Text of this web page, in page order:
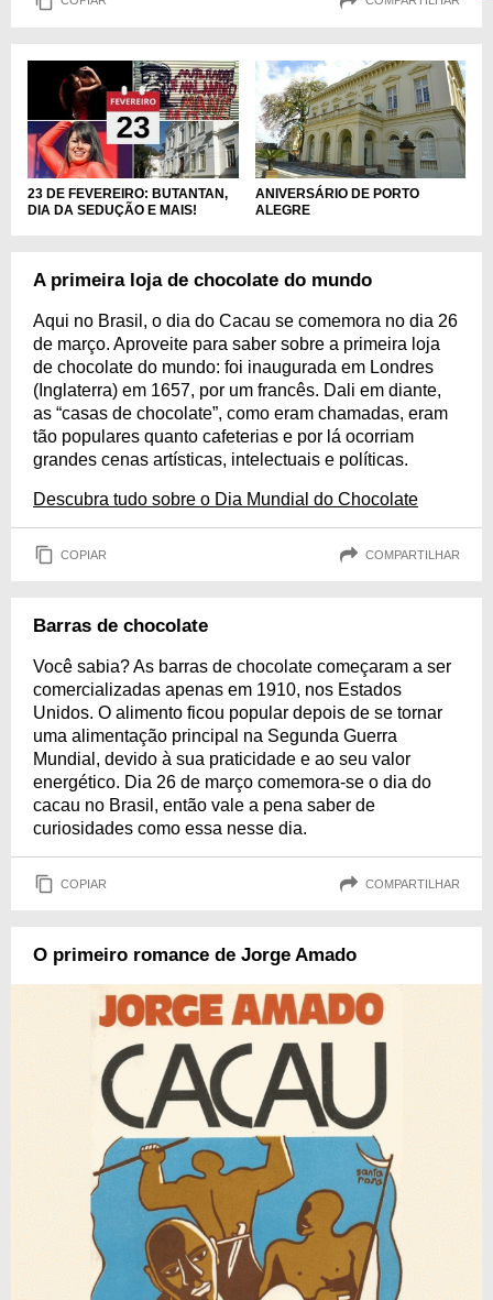
23 DE FEVEREIRO: BUTANTAN,
DIA DA SEDUÇÃO E MAIS!
ANIVERSÁRIO DE PORTO
ALEGRE
A primeira loja de chocolate do mundo
Aqui no Brasil, o dia do Cacau se comemora no dia 26
de março. Aproveite para saber sobre a primeira loja
de chocolate do mundo: foi inaugurada em Londres
(Inglaterra) em 1657, por um francês. Dali em diante,
as “casas de chocolate”, como eram chamadas, eram
tão populares quanto cafeterias e por lá ocorriam
grandes cenas artísticas, intelectuais e políticas.
Descubra tudo sobre o Dia Mundial do Chocolate
COPIAR COMPARTILHAR
Barras de chocolate
Você sabia? As barras de chocolate começaram a ser
comercializadas apenas em 1910, nos Estados
Unidos. O alimento ficou popular depois de se tornar
uma alimentação principal na Segunda Guerra
Mundial, devido à sua praticidade e ao seu valor
energético. Dia 26 de março comemora-se o dia do
cacau no Brasil, então vale a pena saber de
curiosidades como essa nesse dia.
COPIAR COMPARTILHAR
O primeiro romance de Jorge Amado